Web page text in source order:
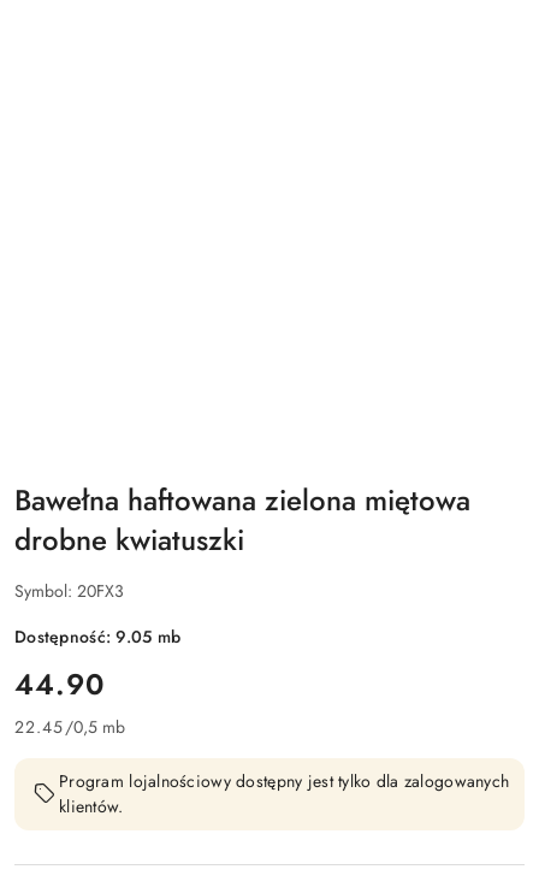
Bawełna haftowana zielona miętowa
drobne kwiatuszki
Symbol: 20FX3
Dostępność:9.05 mb
cena:
44.90
22.45/0,5 mb
Program lojalnościowy dostępny jest tylko dla zalogowanych
klientów.